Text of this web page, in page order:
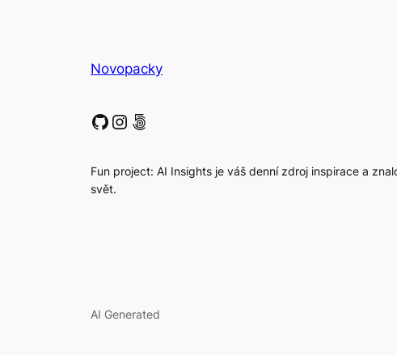
Novopacky
GitHub Instagram 500px
Fun project: AI Insights je váš denní zdroj inspirace a
svět.
AI Generated